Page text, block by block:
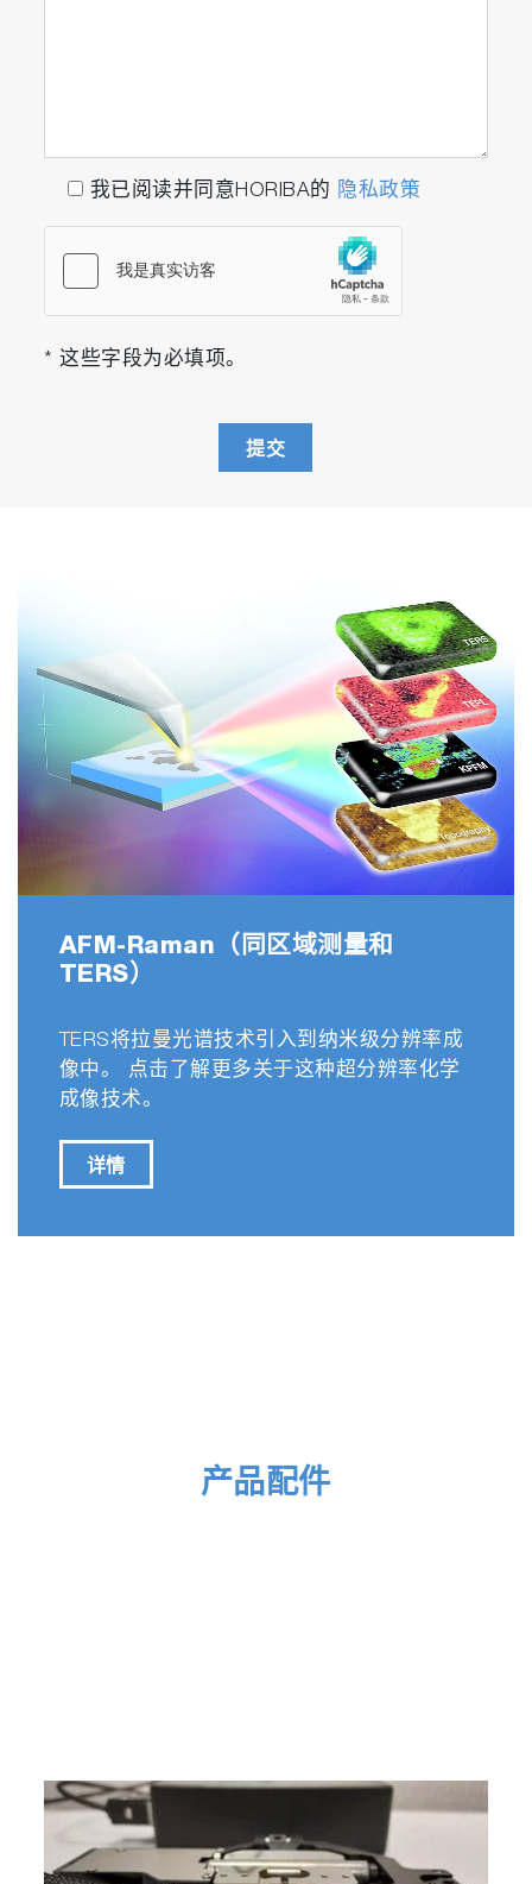
我已阅读并同意HORIBA的 隐私政策
* 这些字段为必填项。
提交
AFM-Raman（同区域测量和
TERS）
TERS将拉曼光谱技术引入到纳米级分辨率成
像中。 点击了解更多关于这种超分辨率化学
成像技术。
详情
产品配件